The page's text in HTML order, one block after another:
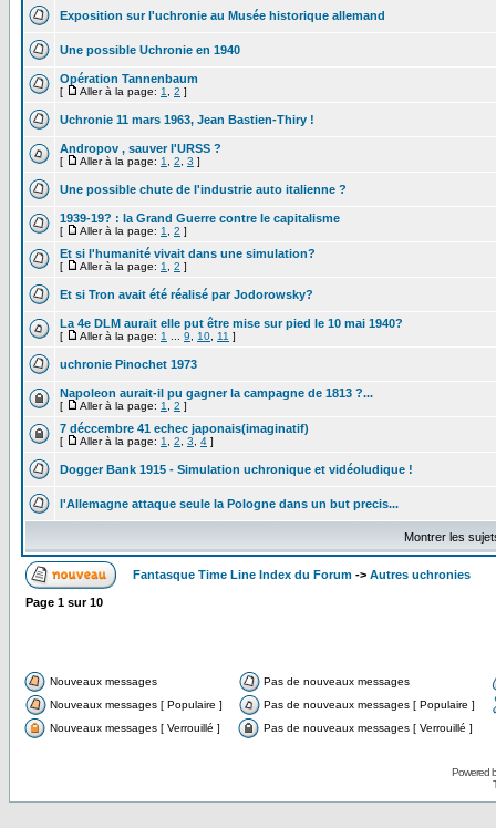
Exposition sur l'uchronie au Musée historique allemand
Une possible Uchronie en 1940
Opération Tannenbaum
[ Aller à la page: 1 2 ]
Uchronie 11 mars 1963, Jean Bastien-Thiry !
Andropov , sauver l'URSS ?
[ Aller à la page: 1 2 3 ]
Une possible chute de l'industrie auto italienne ?
1939-19? : la Grand Guerre contre le capitalisme
[ Aller à la page: 1 2 ]
Et si l'humanité vivait dans une simulation?
[ Aller à la page: 1 2 ]
Et si Tron avait été réalisé par Jodorowsky?
La 4e DLM aurait elle put être mise sur pied le 10 mai 1940?
[ Aller à la page: 1 9 10 11 ]
uchronie Pinochet 1973
Napoleon aurait-il pu gagner la campagne de 1813 ?...
[ Aller à la page: 1 2 ]
7 déccembre 41 echec japonais(imaginatif)
[ Aller à la page: 1 2 3 4 ]
Dogger Bank 1915 - Simulation uchronique et vidéoludique !
l'Allemagne attaque seule la Pologne dans un but precis...
Montrer les
Fantasque Time Line Index du Forum -> Autres uchronies
Page 1 sur10
Nouveaux messages
Pas de nouveaux messages
Nouveaux messages [ Populaire ]
Pas de nouveaux messages [ Populaire ]
Nouveaux messages [ Verrouillé ]
Pas de nouveaux messages [ Verrouillé ]
Powered